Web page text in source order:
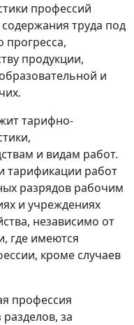
профессий
труда под
прогресса,
продукции,
и
тарифно-
и видам работ.
тарификации работ
разрядов рабочим
и учреждениях
независимо от
где имеются
кроме случаев
профессия
за